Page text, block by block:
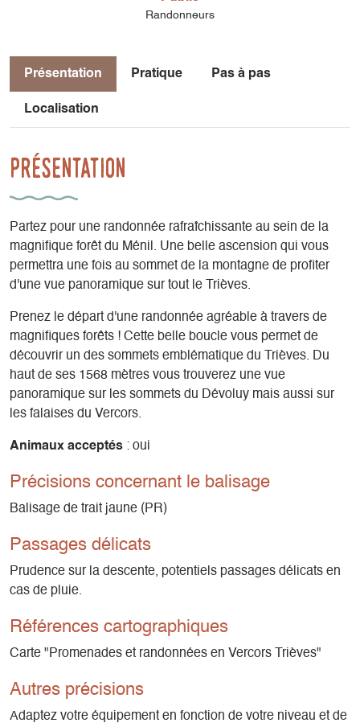
Randonneurs
Présentation Pratique Pas à pas
Localisation
Présentation
Partez pour une randonnée rafraîchissante au sein de la
magnifique forêt du Ménil. Une belle ascension qui vous
permettra une fois au sommet de la montagne de profiter
d'une vue panoramique sur tout le Trièves.
Prenez le départ d'une randonnée agréable à travers de
magnifiques forêts ! Cette belle boucle vous permet de
découvrir un des sommets emblématique du Trièves. Du
haut de ses 1568 mètres vous trouverez une vue
panoramique sur les sommets du Dévoluy mais aussi sur
les falaises du Vercors.
Animaux acceptés : oui
Précisions concernant le balisage
Balisage de trait jaune (PR)
Passages délicats
Prudence sur la descente, potentiels passages délicats en
cas de pluie.
Références cartographiques
Carte "Promenades et randonnées en Vercors Trièves"
Autres précisions
Adaptez votre équipement en fonction de votre niveau et de